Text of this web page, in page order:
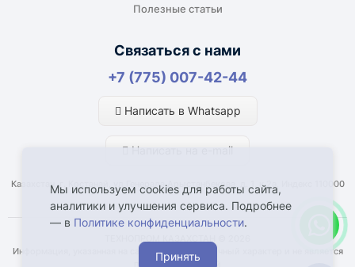
Полезные статьи
Связаться с нами
+7 (775) 007-42-44
Написать в Whatsapp
Написать на e-mail
Казахстан, г. Костанай, ул Генерала Арыстанбекова, д. 1, к.2а, Индекс 110000
Информация, указанная на сайте, имеет справочный характер и не является
публичной офертой
Мы используем cookies для работы сайта,
аналитики и улучшения сервиса. Подробнее
— в Политике конфиденциальности.
Принять